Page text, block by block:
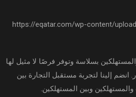
بسلاسة وتوفر فرصًا لا مثيل لها
انضم إلينا لتجربة مستقبل التجارة بين
وبين المستهلكين.